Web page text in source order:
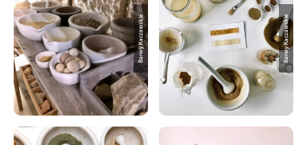
Barwy Kaczawskie Barwy Kaczawskie